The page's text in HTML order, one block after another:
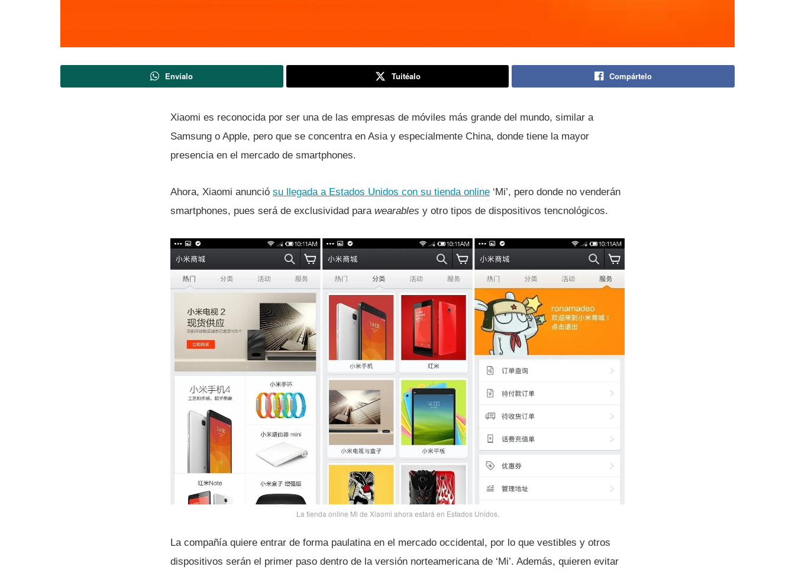
Envíalo Tuitéalo Compártelo
Xiaomi es reconocida por ser una de las empresas de móviles más grande del mundo, similar a
Samsung o Apple, pero que se concentra en Asia y especialmente China, donde tiene la mayor
presencia en el mercado de smartphones.
Ahora, Xiaomi anunció su llegada a Estados Unidos con su tienda online ‘Mi’, pero donde no venderán
smartphones, pues será de exclusividad para wearables y otro tipos de dispositivos tencnológicos.
La tienda online Mi de Xiaomi ahora estará en Estados Unidos.
La compañí­a quiere entrar de forma paulatina en el mercado occidental, por lo que vestibles y otros
dispositivos serán el primer paso dentro de la versión norteamericana de ‘Mi’. Además, quieren evitar